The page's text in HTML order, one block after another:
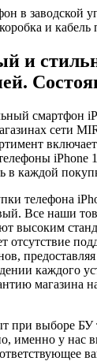
в заводской
и кабель
и
смартфон
сети
iPhone
в каждой
телефона
Все наши
высоким
отсутствие
каждого
магазина
при выборе БУ
именно у нас